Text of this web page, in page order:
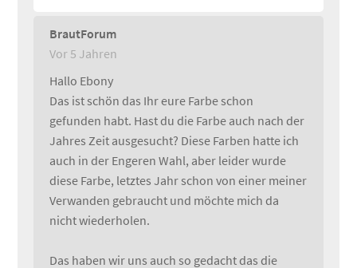
BrautForum
Vor 5 Jahren
Hallo Ebony
Das ist schön das Ihr eure Farbe schon
gefunden habt. Hast du die Farbe auch nach der
Jahres Zeit ausgesucht? Diese Farben hatte ich
auch in der Engeren Wahl, aber leider wurde
diese Farbe, letztes Jahr schon von einer meiner
Verwanden gebraucht und möchte mich da
nicht wiederholen.
Das haben wir uns auch so gedacht das die